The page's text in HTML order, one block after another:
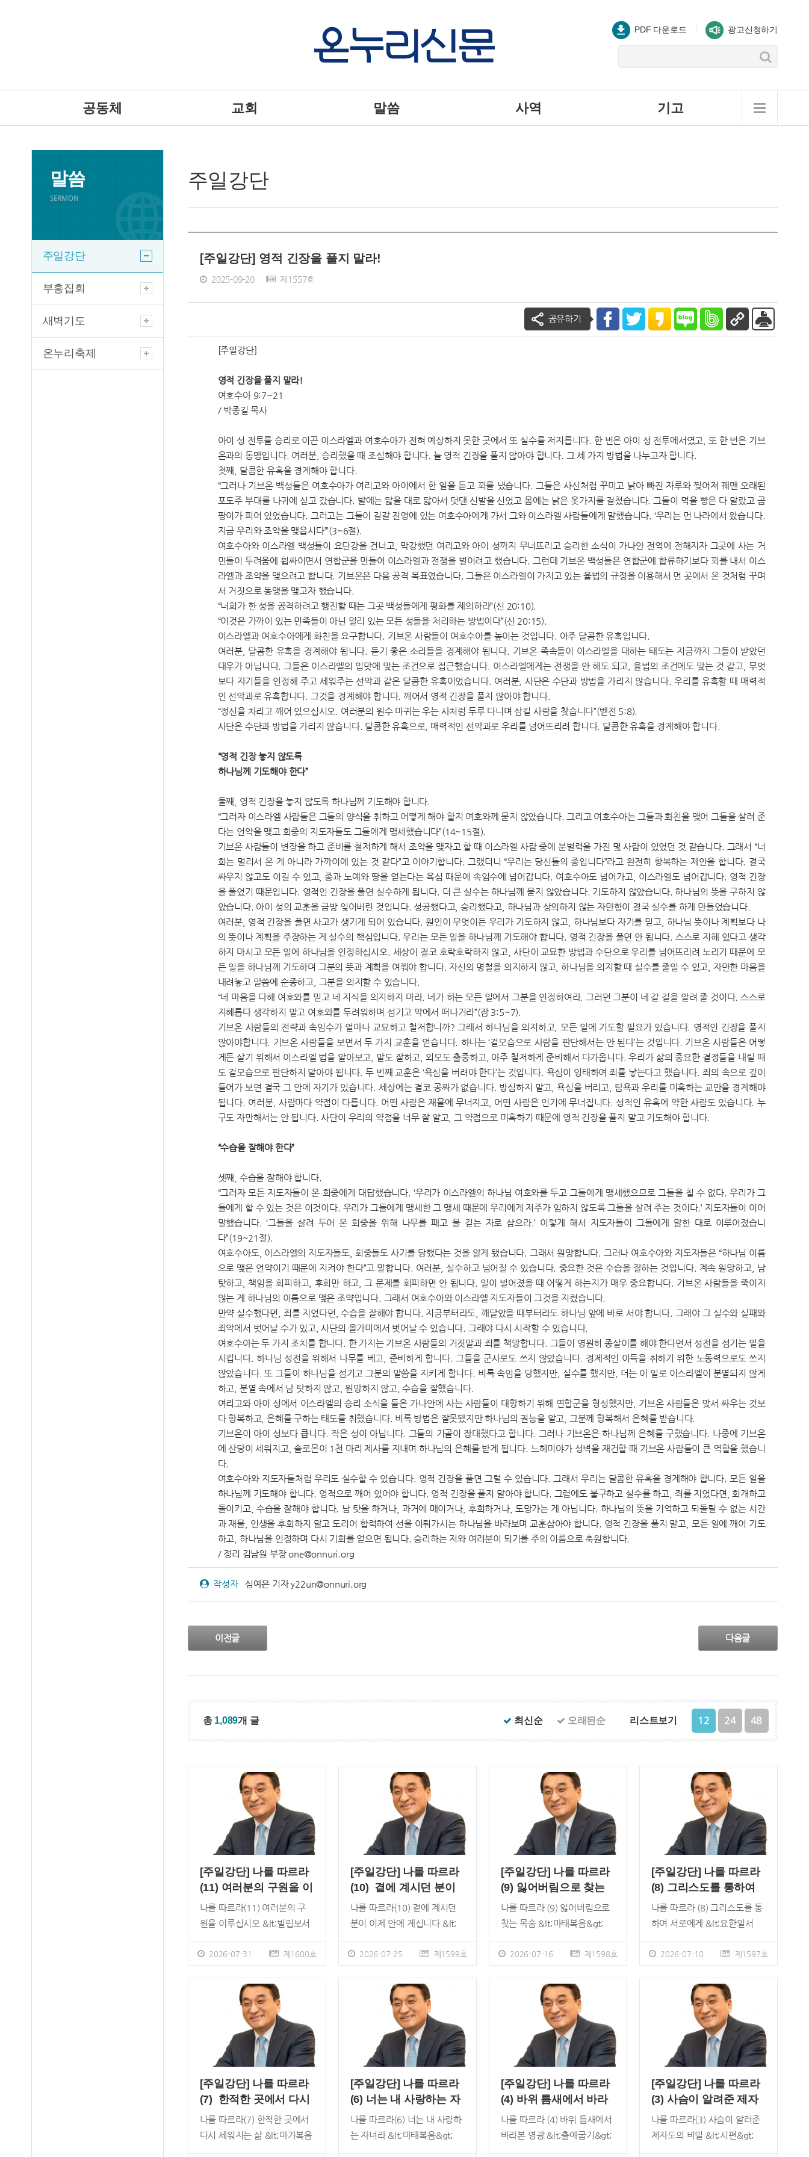
PDF 다운로드 광고신청하기
공동체 교회 말씀 사역 기고
말씀
SERMON
주일강단
부흥집회
새벽기도
온누리축제
주일강단
[주일강단] 영적 긴장을 풀지 말라!
2025-09-20 제1557호
공유하기
[주일강단]
영적 긴장을 풀지 말라!
여호수아 9:7~21
/ 박종길 목사
아이 성 전투를 승리로 이끈 이스라엘과 여호수아가 전혀 예상하지 못한 곳에서 또 실수를 저지릅니다. 한 번은 아이 성 전투에서였고, 또 한 번은 기브
온과의 동맹입니다. 여러분, 승리했을 때 조심해야 합니다. 늘 영적 긴장을 풀지 않아야 합니다. 그 세 가지 방법을 나누고자 합니다.
첫째, 달콤한 유혹을 경계해야 합니다.
“그러나 기브온 백성들은 여호수아가 여리고와 아이에서 한 일을 듣고 꾀를 냈습니다. 그들은 사신처럼 꾸미고 낡아 빠진 자루와 찢어져 꿰맨 오래된
포도주 부대를 나귀에 싣고 갔습니다. 발에는 닳을 대로 닳아서 덧댄 신발을 신었고 몸에는 낡은 옷가지를 걸쳤습니다. 그들이 먹을 빵은 다 말랐고 곰
팡이가 피어 있었습니다. 그러고는 그들이 길갈 진영에 있는 여호수아에게 가서 그와 이스라엘 사람들에게 말했습니다. ‘우리는 먼 나라에서 왔습니다.
지금 우리와 조약을 맺읍시다’”(3~6절).
여호수아와 이스라엘 백성들이 요단강을 건너고, 막강했던 여리고와 아이 성까지 무너뜨리고 승리한 소식이 가나안 전역에 전해지자 그곳에 사는 거
민들이 두려움에 휩싸이면서 연합군을 만들어 이스라엘과 전쟁을 벌이려고 했습니다. 그런데 기브온 백성들은 연합군에 합류하기보다 꾀를 내서 이스
라엘과 조약을 맺으려고 합니다. 기브온은 다음 공격 목표였습니다. 그들은 이스라엘이 가지고 있는 율법의 규정을 이용해서 먼 곳에서 온 것처럼 꾸며
서 거짓으로 동맹을 맺고자 했습니다.
“너희가 한 성을 공격하려고 행진할 때는 그곳 백성들에게 평화를 제의하라”(신 20:10).
“이것은 가까이 있는 민족들이 아닌 멀리 있는 모든 성들을 처리하는 방법이다”(신 20:15).
이스라엘과 여호수아에게 화친을 요구합니다. 기브온 사람들이 여호수아를 높이는 것입니다. 아주 달콤한 유혹입니다.
여러분, 달콤한 유혹을 경계해야 됩니다. 듣기 좋은 소리들을 경계해야 됩니다. 기브온 족속들이 이스라엘을 대하는 태도는 지금까지 그들이 받았던
대우가 아닙니다. 그들은 이스라엘의 입맛에 맞는 조건으로 접근했습니다. 이스라엘에게는 전쟁을 안 해도 되고, 율법의 조건에도 맞는 것 같고, 무엇
보다 자기들을 인정해 주고 세워주는 선악과 같은 달콤한 유혹이었습니다. 여러분, 사단은 수단과 방법을 가리지 않습니다. 우리를 유혹할 때 매력적
인 선악과로 유혹합니다. 그것을 경계해야 합니다. 깨어서 영적 긴장을 풀지 않아야 합니다.
“정신을 차리고 깨어 있으십시오. 여러분의 원수 마귀는 우는 사처럼 두루 다니며 삼킬 사람을 찾습니다”(벧전 5:8).
사단은 수단과 방법을 가리지 않습니다. 달콤한 유혹으로, 매력적인 선악과로 우리를 넘어뜨리려 합니다. 달콤한 유혹을 경계해야 합니다.
“영적 긴장 놓지 않도록
하나님께 기도해야 한다”
둘째, 영적 긴장을 놓지 않도록 하나님께 기도해야 합니다.
“그러자 이스라엘 사람들은 그들의 양식을 취하고 어떻게 해야 할지 여호와께 묻지 않았습니다. 그리고 여호수아는 그들과 화친을 맺어 그들을 살려 준
다는 언약을 맺고 회중의 지도자들도 그들에게 맹세했습니다”(14~15절).
기브온 사람들이 변장을 하고 준비를 철저하게 해서 조약을 맺자고 할 때 이스라엘 사람 중에 분별력을 가진 몇 사람이 있었던 것 같습니다. 그래서 “너
희는 멀리서 온 게 아니라 가까이에 있는 것 같다”고 이야기합니다. 그랬더니 “우리는 당신들의 종입니다”라고 완전히 항복하는 제안을 합니다. 결국
싸우지 않고도 이길 수 있고, 종과 노예와 땅을 얻는다는 욕심 때문에 속임수에 넘어갑니다. 여호수아도 넘어가고, 이스라엘도 넘어갑니다. 영적 긴장
을 풀었기 때문입니다. 영적인 긴장을 풀면 실수하게 됩니다. 더 큰 실수는 하나님께 묻지 않았습니다. 기도하지 않았습니다. 하나님의 뜻을 구하지 않
았습니다. 아이 성의 교훈을 금방 잊어버린 것입니다. 성공했다고, 승리했다고, 하나님과 상의하지 않는 자만함이 결국 실수를 하게 만들었습니다.
여러분, 영적 긴장을 풀면 사고가 생기게 되어 있습니다. 원인이 무엇이든 우리가 기도하지 않고, 하나님보다 자기를 믿고, 하나님 뜻이나 계획보다 나
의 뜻이나 계획을 주장하는 게 실수의 핵심입니다. 우리는 모든 일을 하나님께 기도해야 합니다. 영적 긴장을 풀면 안 됩니다. 스스로 지혜 있다고 생각
하지 마시고 모든 일에 하나님을 인정하십시오. 세상이 결코 호락호락하지 않고, 사단이 교묘한 방법과 수단으로 우리를 넘어뜨리려 노리기 때문에 모
든 일을 하나님께 기도하며 그분의 뜻과 계획을 여쭤야 합니다. 자신의 명철을 의지하지 않고, 하나님을 의지할 때 실수를 줄일 수 있고, 자만한 마음을
내려놓고 말씀에 순종하고, 그분을 의지할 수 있습니다.
“네 마음을 다해 여호와를 믿고 네 지식을 의지하지 마라. 네가 하는 모든 일에서 그분을 인정하여라. 그러면 그분이 네 갈 길을 알려 줄 것이다. 스스로
지혜롭다 생각하지 말고 여호와를 두려워하며 섬기고 악에서 떠나거라”(잠 3:5~7).
기브온 사람들의 전략과 속임수가 얼마나 교묘하고 철저합니까? 그래서 하나님을 의지하고, 모든 일에 기도할 필요가 있습니다. 영적인 긴장을 풀지
않아야합니다. 기브온 사람들을 보면서 두 가지 교훈을 얻습니다. 하나는 ‘겉모습으로 사람을 판단해서는 안 된다’는 것입니다. 기브온 사람들은 어떻
게든 살기 위해서 이스라엘 법을 알아보고, 말도 잘하고, 외모도 출중하고, 아주 철저하게 준비해서 다가옵니다. 우리가 삶의 중요한 결정들을 내릴 때
도 겉모습으로 판단하지 말아야 됩니다. 두 번째 교훈은 ‘욕심을 버려야 한다’는 것입니다. 욕심이 잉태하여 죄를 낳는다고 했습니다. 죄의 속으로 깊이
들어가 보면 결국 그 안에 자기가 있습니다. 세상에는 결코 공짜가 없습니다. 방심하지 말고, 욕심을 버리고, 탐욕과 우리를 미혹하는 교만을 경계해야
됩니다. 여러분, 사람마다 약점이 다릅니다. 어떤 사람은 재물에 무너지고, 어떤 사람은 인기에 무너집니다. 성적인 유혹에 약한 사람도 있습니다. 누
구도 자만해서는 안 됩니다. 사단이 우리의 약점을 너무 잘 알고, 그 약점으로 미혹하기 때문에 영적 긴장을 풀지 말고 기도해야 합니다.
“수습을 잘해야 한다”
셋째, 수습을 잘해야 합니다.
“그러자 모든 지도자들이 온 회중에게 대답했습니다. ‘우리가 이스라엘의 하나님 여호와를 두고 그들에게 맹세했으므로 그들을 칠 수 없다. 우리가 그
들에게 할 수 있는 것은 이것이다. 우리가 그들에게 맹세한 그 맹세 때문에 우리에게 저주가 임하지 않도록 그들을 살려 주는 것이다.’ 지도자들이 이어
말했습니다. ‘그들을 살려 두어 온 회중을 위해 나무를 패고 물 긷는 자로 삼으라.’ 이렇게 해서 지도자들이 그들에게 말한 대로 이루어졌습니
다”(19~21절).
여호수아도, 이스라엘의 지도자들도, 회중들도 사기를 당했다는 것을 알게 됐습니다. 그래서 원망합니다. 그러나 여호수아와 지도자들은 “하나님 이름
으로 맺은 언약이기 때문에 지켜야 한다”고 말합니다. 여러분, 실수하고 넘어질 수 있습니다. 중요한 것은 수습을 잘하는 것입니다. 계속 원망하고, 남
탓하고, 책임을 회피하고, 후회만 하고, 그 문제를 회피하면 안 됩니다. 일이 벌어졌을 때 어떻게 하는지가 매우 중요합니다. 기브온 사람들을 죽이지
않는 게 하나님의 이름으로 맺은 조약입니다. 그래서 여호수아와 이스라엘 지도자들이 그것을 지켰습니다.
만약 실수했다면, 죄를 지었다면, 수습을 잘해야 합니다. 지금부터라도, 깨달았을 때부터라도 하나님 앞에 바로 서야 합니다. 그래야 그 실수와 실패와
죄악에서 벗어날 수가 있고, 사단의 올가미에서 벗어날 수 있습니다. 그래야 다시 시작할 수 있습니다.
여호수아는 두 가지 조치를 합니다. 한 가지는 기브온 사람들의 거짓말과 죄를 책망합니다. 그들이 영원히 종살이를 해야 한다면서 성전을 섬기는 일을
시킵니다. 하나님 성전을 위해서 나무를 베고, 준비하게 합니다. 그들을 군사로도 쓰지 않았습니다. 경제적인 이득을 취하기 위한 노동력으로도 쓰지
않았습니다. 또 그들이 하나님을 섬기고 그분의 말씀을 지키게 합니다. 비록 속임을 당했지만, 실수를 했지만, 더는 이 일로 이스라엘이 분열되지 않게
하고, 분열 속에서 남 탓하지 않고, 원망하지 않고, 수습을 잘했습니다.
여리고와 아이 성에서 이스라엘의 승리 소식을 들은 가나안에 사는 사람들이 대항하기 위해 연합군을 형성했지만, 기브온 사람들은 맞서 싸우는 것보
다 항복하고, 은혜를 구하는 태도를 취했습니다. 비록 방법은 잘못됐지만 하나님의 권능을 알고, 그분께 항복해서 은혜를 받습니다.
기브온이 아이 성보다 큽니다. 작은 성이 아닙니다. 그들의 기골이 장대했다고 합니다. 그러나 기브온은 하나님께 은혜를 구했습니다. 나중에 기브온
에 산당이 세워지고, 솔로몬이 1천 마리 제사를 지내며 하나님의 은혜를 받게 됩니다. 느헤미야가 성벽을 재건할 때 기브온 사람들이 큰 역할을 했습니
다.
여호수아와 지도자들처럼 우리도 실수할 수 있습니다. 영적 긴장을 풀면 그럴 수 있습니다. 그래서 우리는 달콤한 유혹을 경계해야 합니다. 모든 일을
하나님께 기도해야 합니다. 영적으로 깨어 있어야 합니다. 영적 긴장을 풀지 말아야 합니다. 그럼에도 불구하고 실수를 하고, 죄를 지었다면, 회개하고
돌이키고, 수습을 잘해야 합니다. 남 탓을 하거나, 과거에 매이거나, 후회하거나, 도망가는 게 아닙니다. 하나님의 뜻을 기억하고 되돌릴 수 없는 시간
과 재물, 인생을 후회하지 말고 도리어 합력하여 선을 이뤄가시는 하나님을 바라보며 교훈삼아야 합니다. 영적 긴장을 풀지 말고, 모든 일에 깨어 기도
하고, 하나님을 인정하며 다시 기회를 얻으면 됩니다. 승리하는 저와 여러분이 되기를 주의 이름으로 축원합니다.
/ 정리 김남원 부장 one@onnuri.org
작성자심예은 기자 y22un@onnuri.org
이전글 다음글
총 1,089개 글 최신순 오래된순 리스트보기 12 24 48
[주일강단] 나를 따르라
(11) 여러분의 구원을 이
루십시오
나를 따르라(11) 여러분의 구
원을 이루십시오 &lt;빌립보서
목사 아우구스티누스는 인간의
계명을 지킬 수 없으며, 은혜를
주셔야만 비로소 하나님의 뜻
에 순종할 수 있다고 했습니다.
이와 반대로 브리튼 출신 수도
사 펠라기우스는 하나님이 명
령하셨다면인간에게는 이미 그
것을 행할 능력이 있다고 주장
했습니다. 이것이 아우구스티
다. 결론은 펠라기우스의 주장
이 이단으로 정죄를 받았습니
2026-07-31 제1600호
[주일강단] 나를 따르라
(10) 곁에 계시던 분이
이제 안에 계십니다
나를 따르라(10) 곁에 계시던
분이 이제 안에 계십니다 &lt;
재훈 위임목사 &ldquo;너희가
킬 것이다&rdquo;(15절). 이
말씀 순서에 답이 있습니다. 순
종이 사랑을 만들어내는 게 아
니라 사랑이 순종을 낳습니다.
순종은 사랑의 뿌리가 아니라,
열매입니다. 그런데도 이 말씀
은 여전히 무겁습니다. 15절 만
읽으면 제자도는 하나의 율법
나 16절 말씀이 이어집니다.
&ldquo;내가 아버지께 구할
2026-07-25 제1599호
[주일강단] 나를 따르라
(9) 잃어버림으로 찾는
목숨
나를 따르라 (9) 잃어버림으로
찾는 목숨 &lt;마태복음&gt;
&ldquo;자기를 부인하고 자기
&rdquo;라는 말씀을 우리는
귀에 익도록 들었습니다. 그러
나 말씀에 익숙한 것이 곧 그 말
씀을 깨닫고 체험하는 것과 다
를 수 있습니다. 하나님의 말씀
은 정보나 지식으로 아는 데서
머물러서는 안 됩니다. 체험과
실천으로써 그 의미를 명확하
시 돌려드리는 &lsquo;자기 부
인&rsquo; 예수님이 &ldquo;
2026-07-16 제1598호
[주일강단] 나를 따르라
(8) 그리스도를 통하여
서로에게
나를 따르라 (8) 그리스도를 통
하여 서로에게 &lt;요한일서
우리는 공동체에 기대하며 참
과 다르거나 기대가 무너지고
때로 상처를 받기도 합니다. 우
리는 더 열심을 내어서 공동체
활동에 참여하고, 더 자주 만나
고, 더 자주 대화하면 문제가 해
결될 거로 생각하지만, 때로는
더 악화하기도 합니다. 무엇이
문제일까요? 오늘 말씀에 근거
기 때문입니다. 그 사귐의 근본
적인 방향을 바로잡지 않으면
2026-07-10 제1597호
[주일강단] 나를 따르라
(7) 한적한 곳에서 다시
세워지는 삶
나를 따르라(7) 한적한 곳에서
다시 세워지는 삶 &lt;마가복음
[주일강단] 나를 따르라
(6) 너는 내 사랑하는 자
녀라
나를 따르라(6) 너는 내 사랑하
는 자녀라 &lt;마태복음&gt;
[주일강단] 나를 따르라
(4) 바위 틈새에서 바라
본 영광
나를 따르라 (4) 바위 틈새에서
바라본 영광 &lt;출애굽기&gt;
[주일강단] 나를 따르라
(3) 사슴이 알려준 제자
도의 비밀
나를 따르라(3) 사슴이 알려준
제자도의 비밀 &lt;시편&gt;